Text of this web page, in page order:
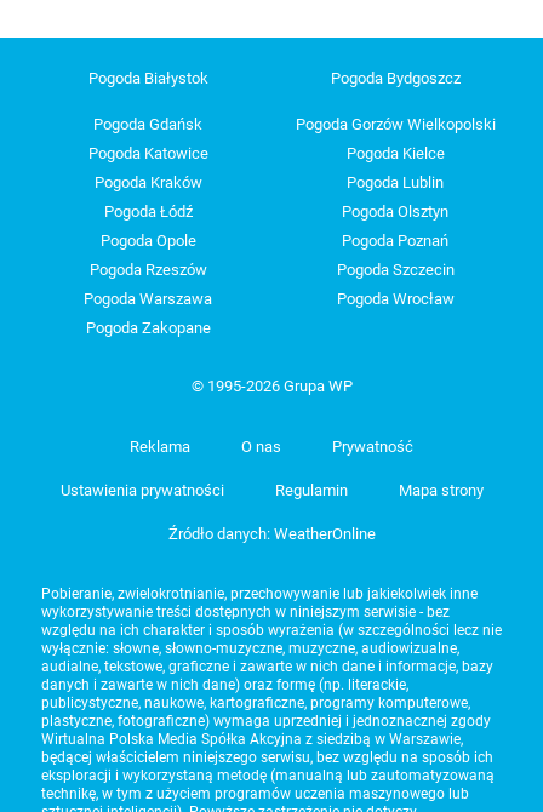
Pogoda Białystok Pogoda Bydgoszcz
Pogoda Gdańsk
Pogoda Gorzów Wielkopolski
Pogoda Katowice
Pogoda Kielce
Pogoda Kraków
Pogoda Lublin
Pogoda Łódź
Pogoda Olsztyn
Pogoda Opole
Pogoda Poznań
Pogoda Rzeszów
Pogoda Szczecin
Pogoda Warszawa
Pogoda Wrocław
Pogoda Zakopane
© 1995-2026 Grupa WP
Reklama O nas Prywatność
Ustawienia prywatności Regulamin Mapa strony
Źródło danych: WeatherOnline
Pobieranie, zwielokrotnianie, przechowywanie lub jakiekolwiek inne
wykorzystywanie treści dostępnych w niniejszym serwisie - bez
względu na ich charakter i sposób wyrażenia (w szczególności lecz nie
wyłącznie: słowne, słowno-muzyczne, muzyczne, audiowizualne,
audialne, tekstowe, graficzne i zawarte w nich dane i informacje, bazy
danych i zawarte w nich dane) oraz formę (np. literackie,
publicystyczne, naukowe, kartograficzne, programy komputerowe,
plastyczne, fotograficzne) wymaga uprzedniej i jednoznacznej zgody
Wirtualna Polska Media Spółka Akcyjna z siedzibą w Warszawie,
będącej właścicielem niniejszego serwisu, bez względu na sposób ich
eksploracji i wykorzystaną metodę (manualną lub zautomatyzowaną
technikę, w tym z użyciem programów uczenia maszynowego lub